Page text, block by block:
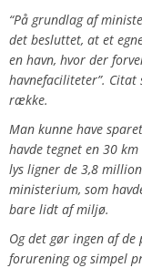
“På grundlag af
det besluttet, at et
en havn, hvor der
havnefaciliteter”. Citat
række.
Man kunne have
havde tegnet en 30
lys ligner de 3,8
ministerium, som
bare lidt af miljø.
Og det gør ingen af
forurening og simpel